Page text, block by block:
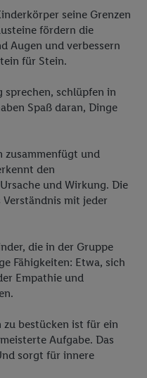
seine Grenzen
fördern die
Augen und verbessern
für Stein.
sprechen, schlüpfen in
Spaß daran, Dinge
zusammenfügt und
den
und Wirkung. Die
mit jeder
die in der Gruppe
Fähigkeiten: Etwa, sich
Empathie und
zu bestücken ist für ein
Aufgabe. Das
sorgt für innere
sind, werden für diese
Kaufverhalten verarbeitet.
Daten über Ihr
Verfügung gestellt,
messen kann.
basiert auf der
anderen Diensten
die Zusammenführung
Lidl-Dienste, Ihr
Informationen aus Ihrem
- sowie Ihre genauen
Endgeräte und Lidl-
von und/ oder
Endgeräten zur
Segmenten). Im
dieser Werbung erfolgen
Erfolgsmessung der
zur Entwicklung von
und Optimierung
erteilen und danach ein